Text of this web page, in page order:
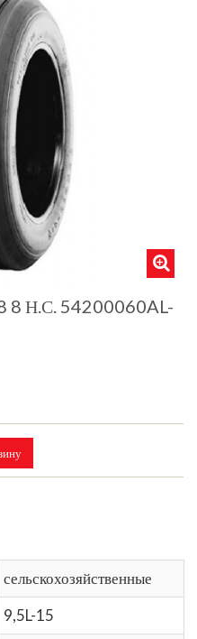
Н.С. 54200060AL-
сельскохозяйственные
9,5L-15